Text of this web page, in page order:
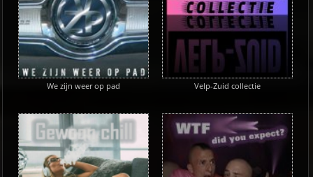
We zijn weer op pad Velp-Zuid collectie